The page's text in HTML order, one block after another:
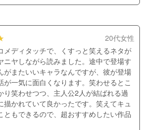
20代女性
メディタッチで、くすっと笑えるネタが
ニヤしながら読みました。途中で登場す
がまたいいキャラなんですが、彼が登場
が一気に面白くなります。笑わせるとこ
り笑わせつつ、主人公2人が結ばれる過
描かれていて良かったです。笑えてキュ
ともできるので、超おすすめしたい作品